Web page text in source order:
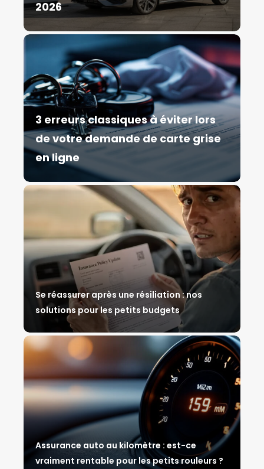
2026
Se réassurer après une résiliation : nos
solutions pour les petits budgets
Assurance auto au kilomètre : est-ce
vraiment rentable pour les petits rouleurs ?
3 erreurs classiques à éviter lors
de votre demande de carte grise
en ligne